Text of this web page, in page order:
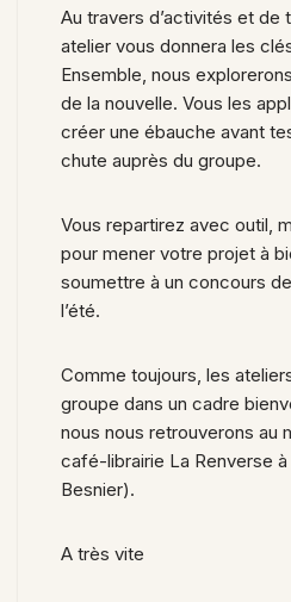
Au travers d’activités et de
atelier vous donnera les
Ensemble, nous
de la nouvelle. Vous les
créer une ébauche avant
chute auprès du groupe.
Vous repartirez avec outil,
pour mener votre projet à
soumettre à un concours
l’été.
Comme toujours, les
groupe dans un cadre
nous nous retrouverons au
café-librairie La Renverse à
Besnier).
A très vite